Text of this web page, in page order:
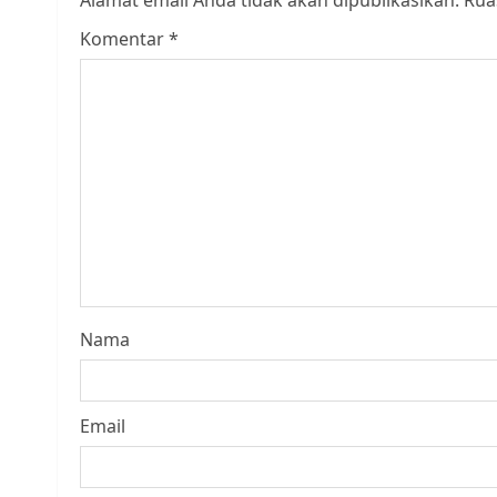
Komentar*
Nama
Email